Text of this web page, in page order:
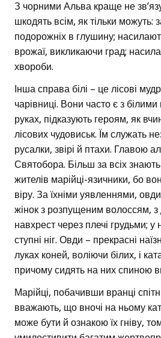
З чорними Альва краще не
шкодять всім, як тільки можуть:
подорожніх в глушину;
врожаї, викликаючи град;
хвороби.
Інша справа білі – це лісові
чарівниці. Вони часто є з
руках, підказують героям, як
лісових чудовиськ. Їм служать
русалки, звірі й птахи. Главою
Святобора. Більш за всіх
жителів марійці-язичники, бо
віру. За їхніми уявленнями,
жінок з розпущеним волоссям,
навхрест через плечі грудьми; у
ступні ніг. Овди – прекрасні
луках коней, воліючи білих, і
причому сидять на них спиною
Марійці, побачивши вранці
вважають, що вночі на ньому
може бути й ознакою їх гніву,